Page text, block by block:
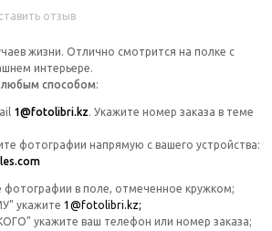
отзыв
жизни. Отлично смотрится на полке с
интерьере.
способом:
1@fotolibri.kz. Укажите номер заказа в теме
фотографии напрямую с вашего устройства:
в поле, отмеченное кружком;
укажите 1@fotolibri.kz;
укажите ваш телефон или номер заказа;